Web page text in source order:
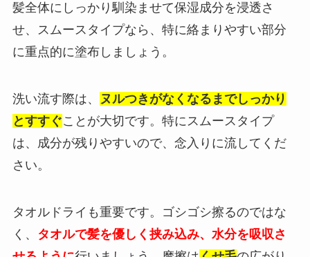
髪全体にしっかり馴染ませて保湿成分を浸透さ
せ、スムースタイプなら、特に絡まりやすい部分
に重点的に塗布しましょう。
洗い流す際は、
ヌルつきがなくなるまでしっかり
とすすぐことが大切です。特にスムースタイプ
は、成分が残りやすいので、念入りに流してくだ
さい。
タオルドライも重要です。ゴシゴシ擦るのではな
く、
タオルで髪を優しく挟み込み、水分を吸収さ